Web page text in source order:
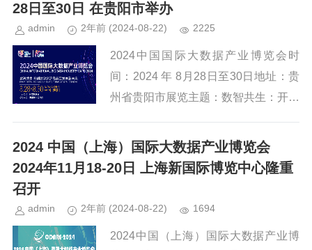
28日至30日 在贵阳市举办
admin 2年前 (2024-08-22) 2225
2024中国国际大数据产业博览会时
间：2024 年 8月28日至30日地址：贵
州省贵阳市展览主题：数智共生：开创
s://www.bigdata-expo.cn/...
2024 中国（上海）国际大数据产业博览会
2024年11月18-20日 上海新国际博览中心隆重
召开
admin 2年前 (2024-08-22) 1694
2024中国（上海）国际大数据产业博